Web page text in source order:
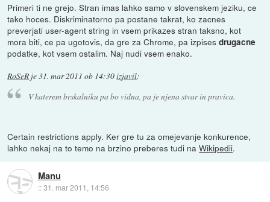
Primeri ti ne grejo. Stran imas lahko samo v slovenskem jeziku, ce
tako hoces. Diskriminatorno pa postane takrat, ko zacnes
preverjati user-agent string in vsem prikazes stran taksno, kot
mora biti, ce pa ugotovis, da gre za Chrome, pa izpisesdrugacne
podatke, kot vsem ostalim. Naj nudi vsem enako.
RoSeR je31. mar 2011 ob 14:30izjavil:
V katerem brskalniku pa bo vidna, pa je njena stvar in pravica.
Certain restrictions apply. Ker gre tu za omejevanje konkurence,
lahko nekaj na to temo na brzino preberes tudi naWikipedii.
Manu
::31. mar 2011, 14:56